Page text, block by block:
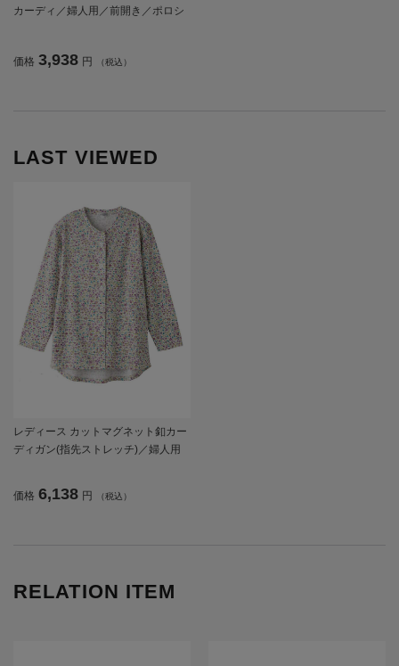
カーディ／婦人用／前開き／ポロシ
価格 3,938 円 （税込）
LAST VIEWED
レディース カットマグネット釦カー
ディガン(指先ストレッチ)／婦人用
価格 6,138 円 （税込）
RELATION ITEM